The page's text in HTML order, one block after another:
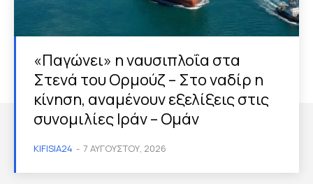
«Παγώνει» η ναυσιπλοΐα στα
Στενά του Ορμούζ – Στο ναδίρ η
κίνηση, αναμένουν εξελίξεις στις
συνομιλίες Ιράν – Ομάν
KIFISIA24 - 7 ΑΥΓΟΎΣΤΟΥ, 2026